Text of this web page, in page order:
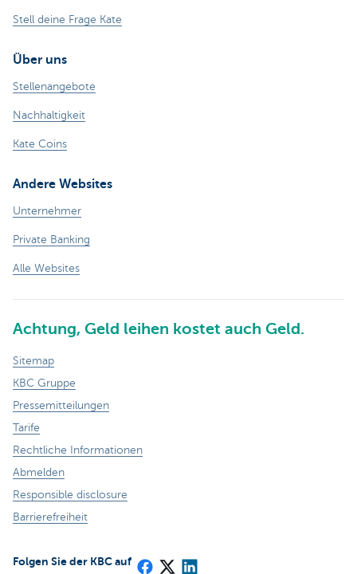
Stell deine Frage Kate
Über uns
Stellenangebote
Nachhaltigkeit
Kate Coins
Andere Websites
Unternehmer
Private Banking
Alle Websites
Achtung, Geld leihen kostet auch Geld.
Sitemap
KBC Gruppe
Pressemitteilungen
Tarife
Rechtliche Informationen
Abmelden
Responsible disclosure
Barrierefreiheit
Folgen Sie der KBC auf